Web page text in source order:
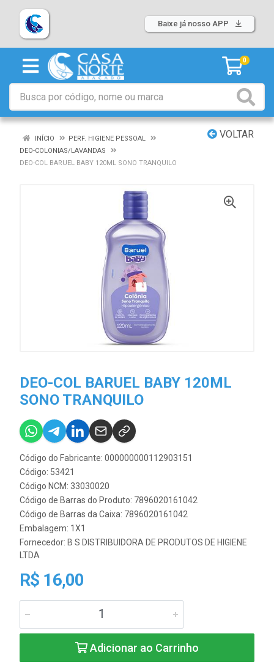
Baixe já nosso APP
0
VOLTAR
INÍCIO
PERF. HIGIENE PESSOAL
DEO-COLONIAS/LAVANDAS
DEO-COL BARUEL BABY 120ML SONO TRANQUILO
DEO-COL BARUEL BABY 120ML
SONO TRANQUILO
Código do Fabricante: 000000000112903151
Código: 53421
Código NCM: 33030020
Código de Barras do Produto: 7896020161042
Código de Barras da Caixa: 7896020161042
Embalagem: 1X1
Fornecedor: B S DISTRIBUIDORA DE PRODUTOS DE HIGIENE
LTDA
R$ 16,00
Adicionar ao Carrinho